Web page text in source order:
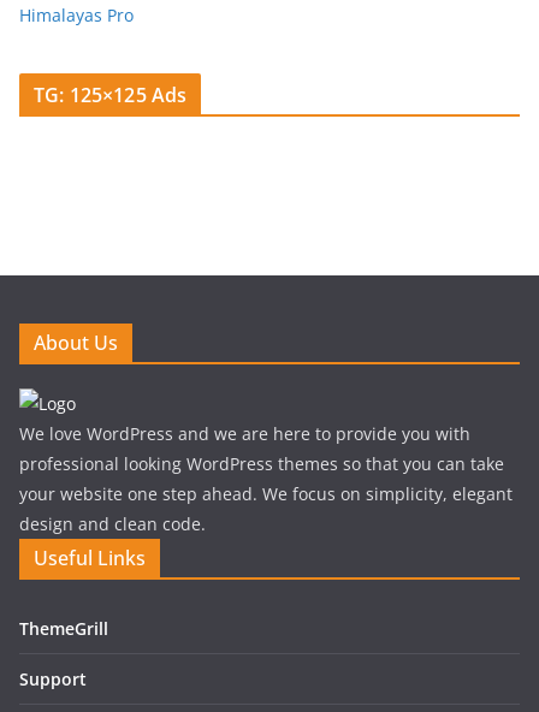
Himalayas Pro
TG: 125×125 Ads
About Us
We love WordPress and we are here to provide you with
professional looking WordPress themes so that you can take
your website one step ahead. We focus on simplicity, elegant
design and clean code.
Useful Links
ThemeGrill
Support